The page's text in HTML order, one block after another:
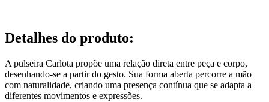
Detalhes do produto:
A pulseira Carlota propõe uma relação direta entre peça e corpo,
desenhando-se a partir do gesto. Sua forma aberta percorre a mão
com naturalidade, criando uma presença contínua que se adapta a
diferentes movimentos e expressões.